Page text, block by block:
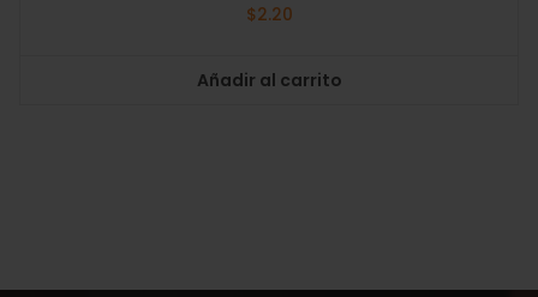
$2.20
Añadir al carrito